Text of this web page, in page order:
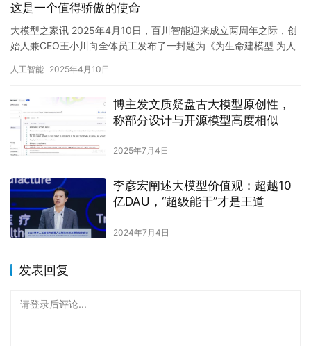
这是一个值得骄傲的使命
大模型之家讯 2025年4月10日，百川智能迎来成立两周年之际，创
始人兼CEO王小川向全体员工发布了一封题为《为生命建模型 为人
人工智能 2025年4月10日
博主发文质疑盘古大模型原创性，
称部分设计与开源模型高度相似
2025年7月4日
李彦宏阐述大模型价值观：超越10
亿DAU，“超级能干”才是王道
2024年7月4日
发表回复
请登录后评论...